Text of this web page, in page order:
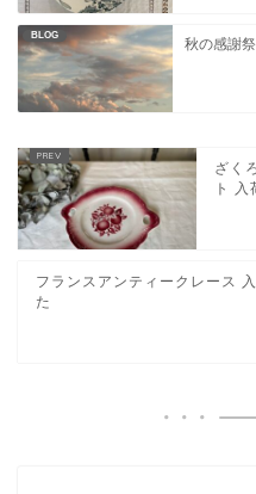
BLOG
秋の感謝
ざく
ト 入
フランスアンティークレース
た